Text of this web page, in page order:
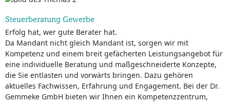
Steuerberatung Gewerbe
Erfolg hat, wer gute Berater hat.
Da Mandant nicht gleich Mandant ist, sorgen wir mit
Kompetenz und einem breit gefächerten Leistungsangebot für
eine individuelle Beratung und maßgeschneiderte Konzepte,
die Sie entlasten und vorwärts bringen. Dazu gehören
aktuelles Fachwissen, Erfahrung und Engagement. Bei der Dr.
Gemmeke GmbH bieten wir Ihnen ein Kompetenzzentrum,